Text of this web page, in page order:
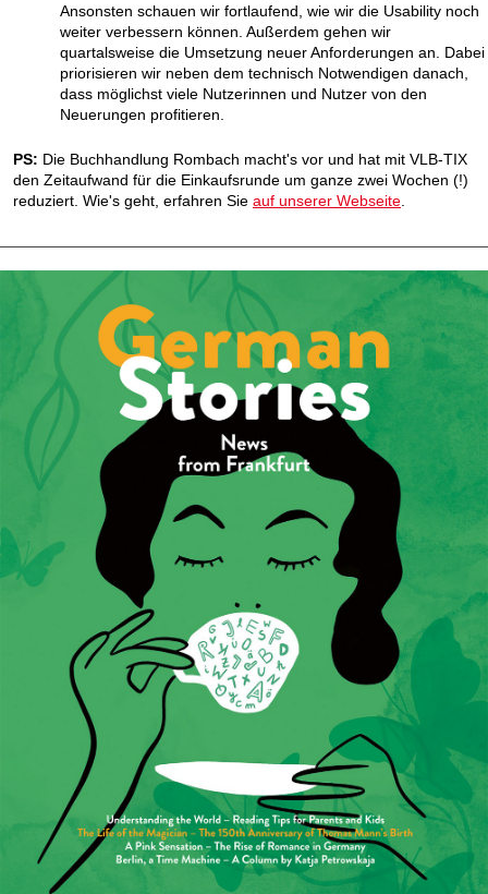
Ansonsten schauen wir fortlaufend, wie wir die Usability noch
weiter verbessern können. Außerdem gehen wir
quartalsweise die Umsetzung neuer Anforderungen an. Dabei
priorisieren wir neben dem technisch Notwendigen danach,
dass möglichst viele Nutzerinnen und Nutzer von den
Neuerungen profitieren.
PS: Die Buchhandlung Rombach macht's vor und hat mit VLB-TIX
den Zeitaufwand für die Einkaufsrunde um ganze zwei Wochen (!)
reduziert. Wie's geht, erfahren Sie auf unserer Webseite